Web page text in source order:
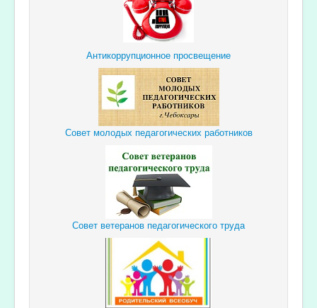
Антикоррупционное просвещение
Совет молодых педагогических работников
Совет ветеранов педагогического труда